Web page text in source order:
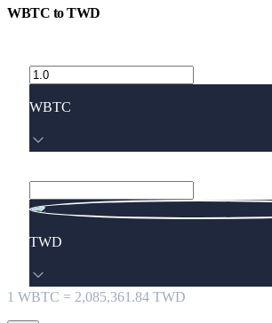
WBTC toTWD
WBTC
TWD
1 WBTC = 2,085,361.84 TWD